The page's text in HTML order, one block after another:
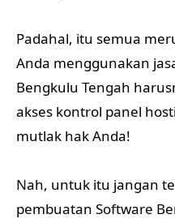
Padahal, itu semua
Anda menggunakan
Bengkulu Tengah
akses kontrol panel
mutlak hak Anda!
Nah, untuk itu jangan
pembuatan Software